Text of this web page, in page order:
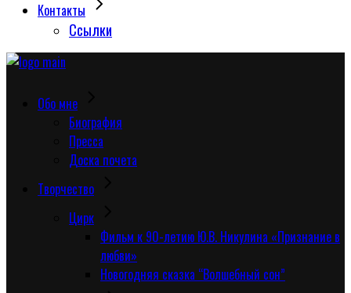
Контакты
Сcылки
Обо мне
Биография
Пресса
Доска почета
Творчество
Цирк
Фильм к 90-летию Ю.В. Никулина «Признание в
любви»
Новогодняя сказка “Волшебный сон”